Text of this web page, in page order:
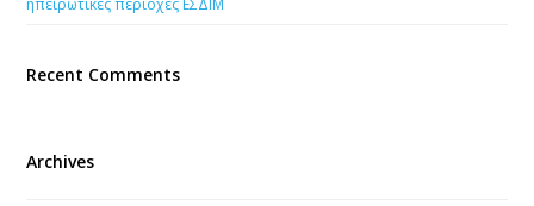
Recent Comments
Archives